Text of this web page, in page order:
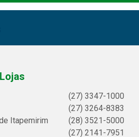
(27) 3347-1000
(27) 3264-8383
Itapemirim
(28) 3521-5000
(27) 2141-7951